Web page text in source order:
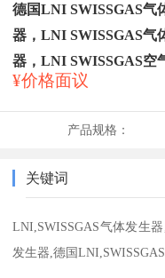
德国LNI SWISSGAS气
器，LNI SWISSGAS气
器，LNI SWISSGAS空
¥价格面议
产品规格：
关键词
LNI,SWISSGAS气体发生
发生器,德国